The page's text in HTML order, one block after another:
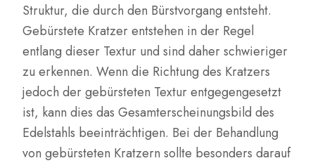
Struktur, die durch den Bürstvorgang entsteht.
Gebürstete Kratzer entstehen in der Regel
entlang dieser Textur und sind daher schwieriger
zu erkennen. Wenn die Richtung des Kratzers
jedoch der gebürsteten Textur entgegengesetzt
ist, kann dies das Gesamterscheinungsbild des
Edelstahls beeinträchtigen. Bei der Behandlung
von gebürsteten Kratzern sollte besonders darauf